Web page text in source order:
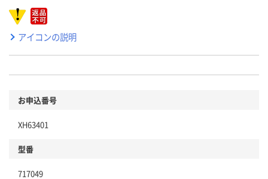
アイコンの説明
お申込番号
XH63401
型番
717049